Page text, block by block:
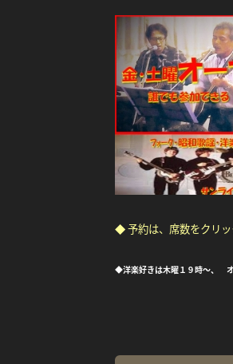
◆ 予約は、席数をクリ
◆洋楽好きは木曜１９時～、